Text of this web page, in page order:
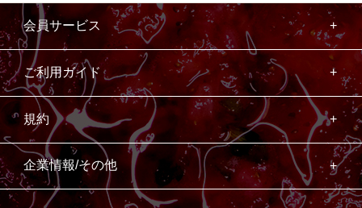
会員サービス
ご利用ガイド
規約
企業情報/その他